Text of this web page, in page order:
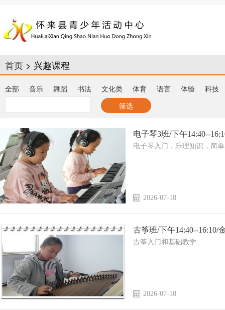
首页 > 兴趣课程
全部 音乐 舞蹈 书法 文化类 体育 语言 体验 科技
电子琴3班/下午14:40--
电子琴入门，乐理知识，简
2026-07-18
古筝班/下午14:40--16:10/
古筝入门和基础教学
2026-07-18